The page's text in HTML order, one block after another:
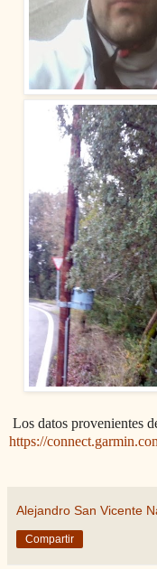
Los datos provenientes
https://
Alejandro San Vicente
Compartir